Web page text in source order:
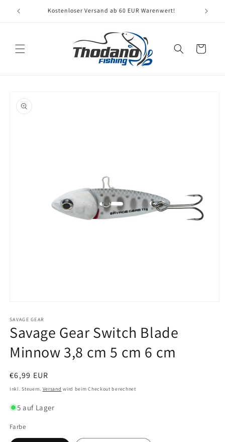
zum
Kostenloser Versand ab 60 EUR Warenwert!
Warenkorb
in
Modal
öffnen
SAVAGE GEAR
Savage Gear Switch Blade
Minnow 3,8 cm 5 cm 6 cm
Normaler
Preis
€6,99 EUR
Inkl. Steuern. Versand wird beim Checkout berechnet
5 auf Lager
Farbe